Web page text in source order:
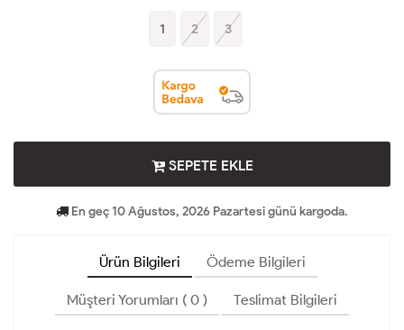
1 2 3
SEPETE EKLE
En geç 10 Ağustos, 2026 Pazartesi günü kargoda.
Ürün Bilgileri Ödeme Bilgileri
Müşteri Yorumları ( 0 ) Teslimat Bilgileri